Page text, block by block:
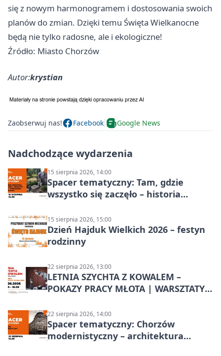
się z nowym harmonogramem i dostosowania swoich
planów do zmian. Dzięki temu Święta Wielkanocne
będą nie tylko radosne, ale i ekologiczne!
Źródło: Miasto Chorzów
Autor:krystian
Zaobserwuj nas! Facebook Google News
Nadchodzące wydarzenia
15 sierpnia 2026, 14:00
Spacer tematyczny: Tam, gdzie
wszystko się zaczęło – historia
15 sierpnia 2026, 15:00
Dzień Hajduk Wielkich 2026 – festyn
rodzinny
22 sierpnia 2026, 13:00
LETNIA SZYCHTA Z KOWALEM –
POKAZY PRACY MŁOTA | WARSZTATY
22 sierpnia 2026, 14:00
Spacer tematyczny: Chorzów
modernistyczny – architektura